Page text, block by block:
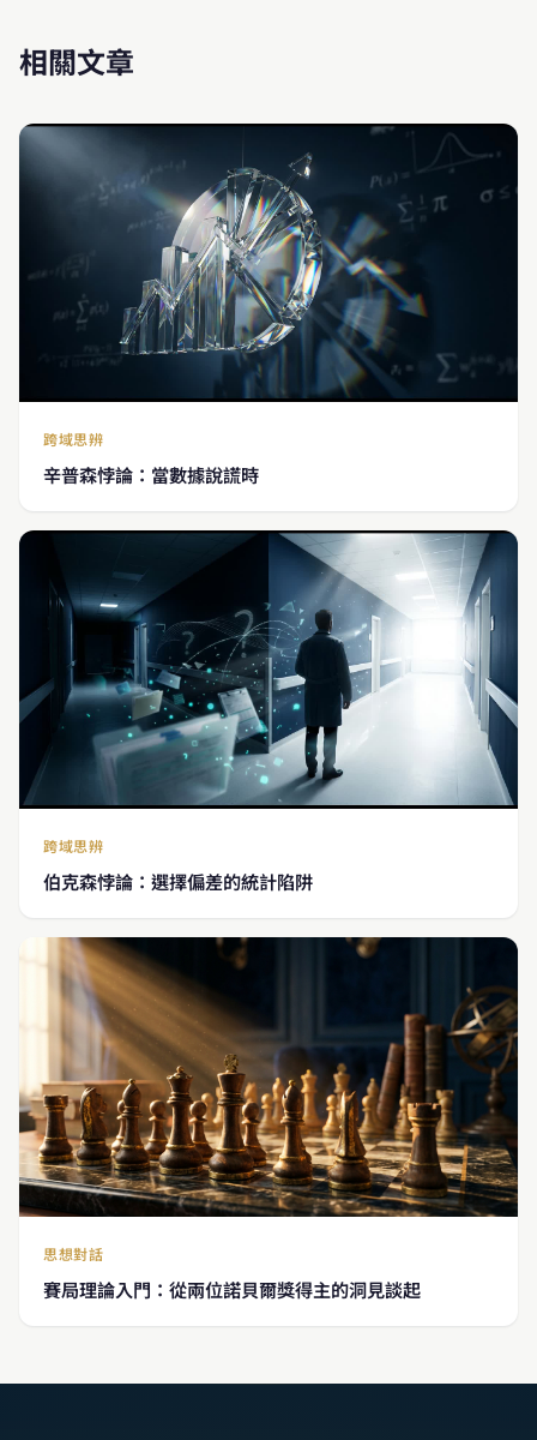
相關文章
跨域思辨
辛普森悖論：當數據說謊時
跨域思辨
伯克森悖論：選擇偏差的統計陷阱
思想對話
賽局理論入門：從兩位諾貝爾獎得主的洞見談起